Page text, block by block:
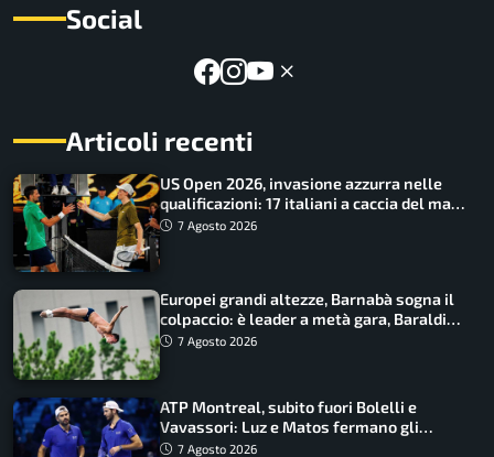
Social
Articoli recenti
US Open 2026, invasione azzurra nelle
qualificazioni: 17 italiani a caccia del main
draw7 Agosto 2026
Europei grandi altezze, Barnabà sogna il
colpaccio: è leader a metà gara, Baraldi
ancora in corsa
7 Agosto 2026
ATP Montreal, subito fuori Bolelli e
Vavassori: Luz e Matos fermano gli
azzurri
7 Agosto 2026